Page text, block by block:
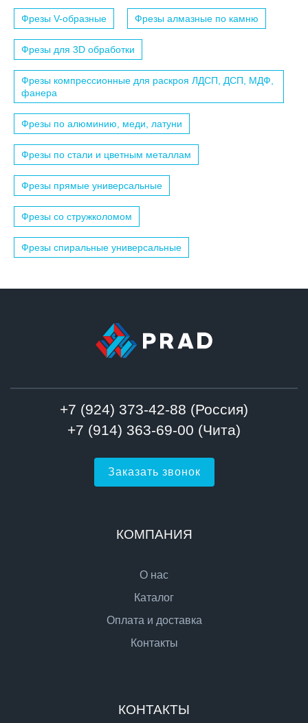
Фрезы V-образные Фрезы алмазные по камню
Фрезы для 3D обработки
Фрезы компрессионные для раскроя ЛДСП, ДСП, МДФ,
фанера
Фрезы по алюминию, меди, латуни
Фрезы по стали и цветным металлам
Фрезы прямые универсальные
Фрезы со стружколомом
Фрезы спиральные универсальные
+7 (924) 373-42-88 (Россия)
+7 (914) 363-69-00 (Чита)
Заказать звонок
КОМПАНИЯ
О нас
Каталог
Оплата и доставка
Контакты
КОНТАКТЫ